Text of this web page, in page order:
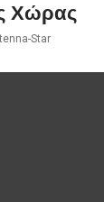
Χώρας
Star